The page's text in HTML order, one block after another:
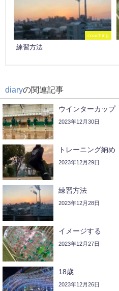
coaching
練習方法
diaryの関連記事
ウインターカップ
2023年12月30日
トレーニング納め
2023年12月29日
練習方法
2023年12月28日
イメージする
2023年12月27日
18歳
2023年12月26日